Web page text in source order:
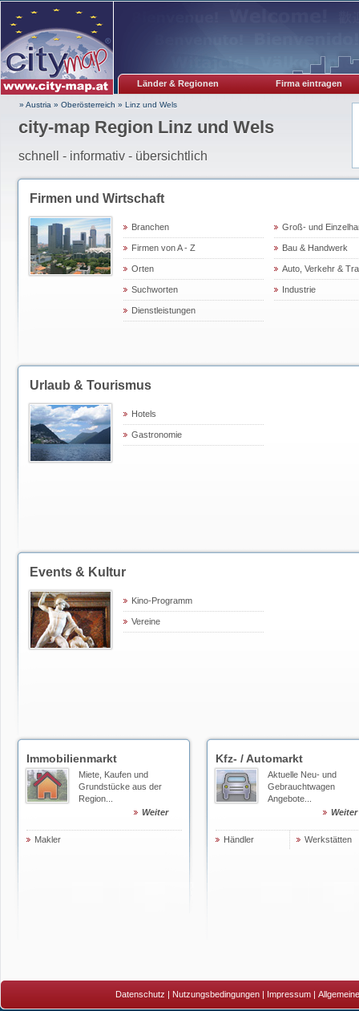
Länder & Regionen Firma eintragen
» Austria » Oberösterreich » Linz und Wels
city-map Region Linz und Wels
schnell - informativ - übersichtlich
Firmen und Wirtschaft
Branchen
Firmen von A - Z
Orten
Suchworten
Dienstleistungen
Groß- und
Bau & Handwerk
Auto, Verkehr &
Industrie
Urlaub & Tourismus
Hotels
Gastronomie
Events & Kultur
Kino-Programm
Vereine
Immobilienmarkt
Miete, Kaufen und
Grundstücke aus der
Region...
Weiter
Makler
Kfz- / Automarkt
Aktuelle Neu- und
Gebrauchtwagen
Angebote...
Weiter
Händler Werkstätten
Datenschutz | Nutzungsbedingungen| Impressum|